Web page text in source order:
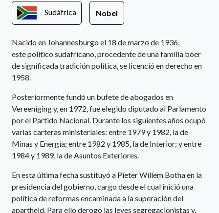
Sudáfrica Nobel
Nacido en Johannesburgo el 18 de marzo de 1936,
este político sudafricano, procedente de una familia bóer
de significada tradición política, se licenció en derecho en
1958.
Posteriormente fundó un bufete de abogados en
Vereeniging y, en 1972, fue elegido diputado al Parlamento
por el Partido Nacional. Durante los siguientes años ocupó
varias carteras ministeriales: entre 1979 y 1982, la de
Minas y Energía; entre 1982 y 1985, la de Interior; y entre
1984 y 1989, la de Asuntos Exteriores.
En esta última fecha sustituyó a Pieter Willem Botha en la
presidencia del gobierno, cargo desde el cual inició una
política de reformas encaminada a la superación del
apartheid. Para ello derogó las leyes segregacionistas y,